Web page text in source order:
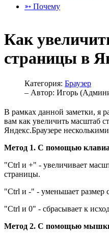
➳ Почему
Как
страницы в
Категория: Браузер
– Автор: Игорь
В рамках данной заметки, я
вам как увеличить масштаб
Яндекс.Браузере
Метод 1. С помощью
"Ctrl и +" - увеличивает
страницы.
"Ctrl и -" - уменьшает размер
"Ctrl и 0" - сбрасывает к
Метод 2. С помощью